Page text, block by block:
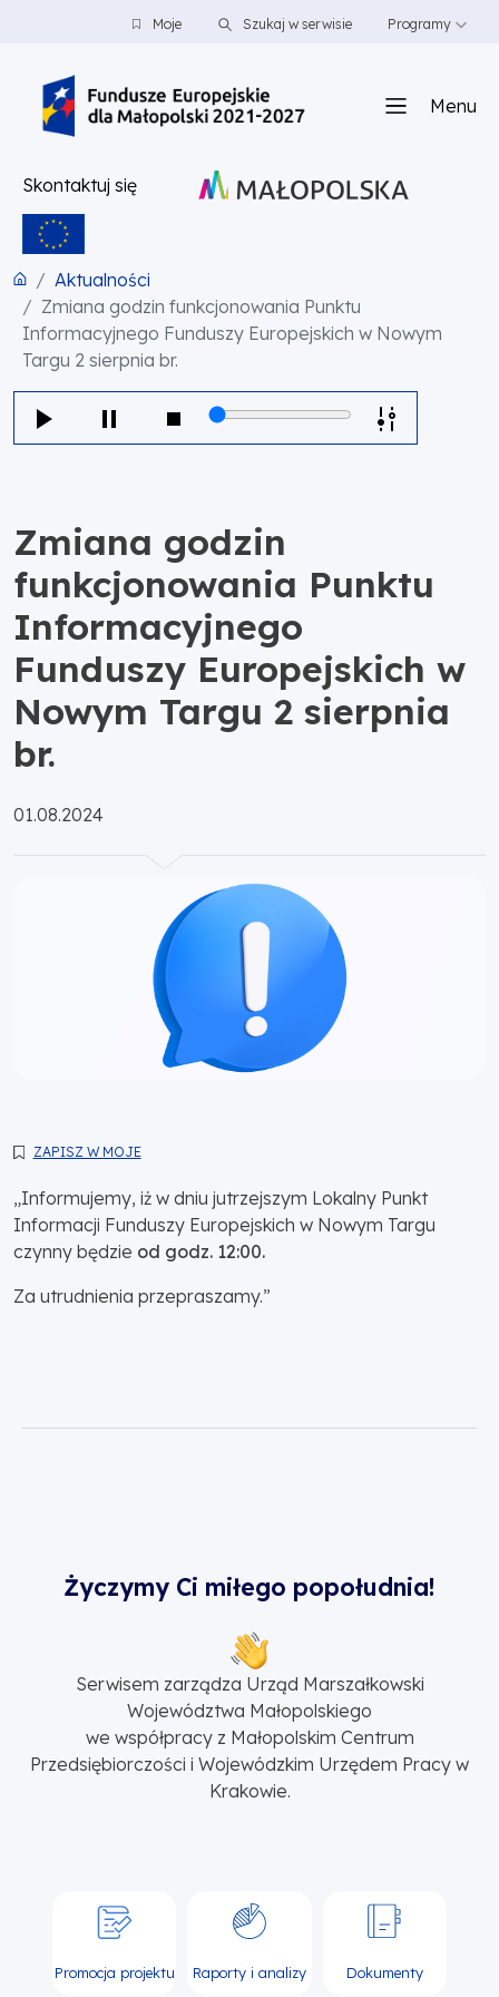
PRZEJDŹ DO TREŚCI
PRZEJDŹ DO MENUMoje Szukaj w serwisie Programy
Menu
Skontaktuj się
Aktualności
Zmiana godzin funkcjonowania Punktu
Informacyjnego Funduszy Europejskich w Nowym
Targu 2 sierpnia br.
Zmiana godzin
funkcjonowania Punktu
Informacyjnego
Funduszy Europejskich w
Nowym Targu 2 sierpnia
br.
Opublikowano:
01.08.2024
ZAPISZ W MOJE
„Informujemy, iż w dniu jutrzejszym Lokalny Punkt
Informacji Funduszy Europejskich w Nowym Targu
czynny będzie od godz. 12:00.
Za utrudnienia przepraszamy.”
Życzymy Ci miłego popołudnia!
Serwisem zarządza Urząd Marszałkowski
Województwa Małopolskiego
we współpracy z Małopolskim Centrum
Przedsiębiorczości i Wojewódzkim Urzędem Pracy w
Krakowie.
Promocja projektu Raporty i analizy Dokumenty